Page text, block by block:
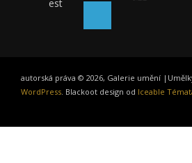
autorská práva © 2026, Galerie umění
WordPress . Blackoot design od Iceable